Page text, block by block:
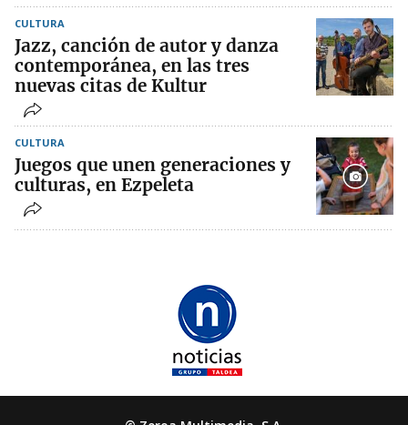
CULTURA
Jazz, canción de autor y danza
contemporánea, en las tres
nuevas citas de Kultur
CULTURA
Juegos que unen generaciones y
culturas, en Ezpeleta